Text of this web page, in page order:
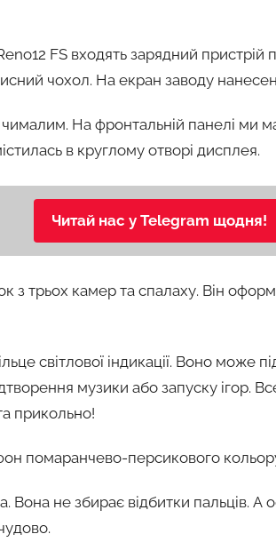
FS входять зарядний пристрій
чохол. На екран заводу
На фронтальній панелі ми
в круглому отворі дисплея.
Читай нас у Telegram щодня!
з трьох камер та спалаху. Він
світлової індикації. Воно може
музики або запуску ігор.
прикольно!
помаранчево-персикового
не збирає відбитки пальців. А